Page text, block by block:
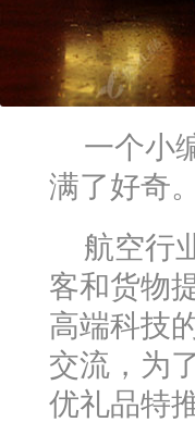
一个小
满了好奇。
航空行
客和货物
高端科技
交流，为
优礼品特